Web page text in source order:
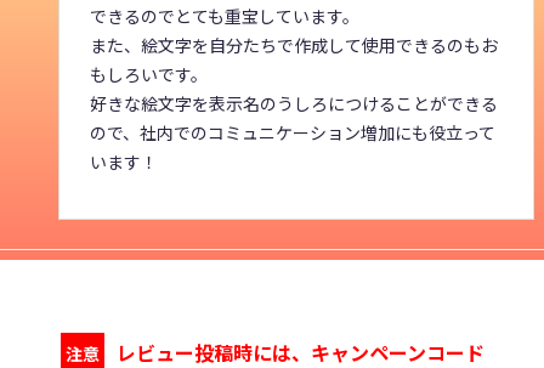
できるのでとても重宝しています。
また、絵文字を自分たちで作成して使用できるのもお
もしろいです。
好きな絵文字を表示名のうしろにつけることができる
ので、社内でのコミュニケーション増加にも役立って
います！
注意
レビュー投稿時には、キャンペーンコード